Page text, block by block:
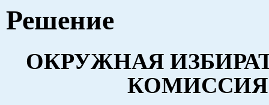
Решение
ОКРУЖНАЯ
КОМИССИЯ